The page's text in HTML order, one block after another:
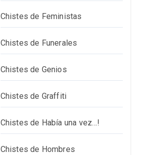
Chistes de Feministas
Chistes de Funerales
Chistes de Genios
Chistes de Graffiti
Chistes de Había una vez…!
Chistes de Hombres